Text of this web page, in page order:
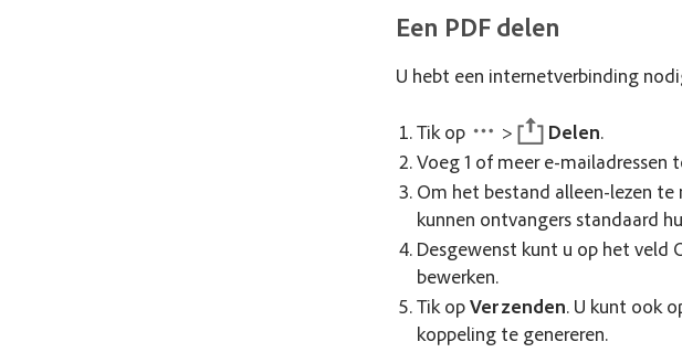
Een PDF delen
U hebt een internetverbinding
Tik op > Delen.
Voeg 1 of meer e-
Om het bestand alleen-lezen te
kunnen ontvangers standaard
Desgewenst kunt u op het veld
bewerken.
Tik opVerzenden. U kunt ook
koppeling te genereren.